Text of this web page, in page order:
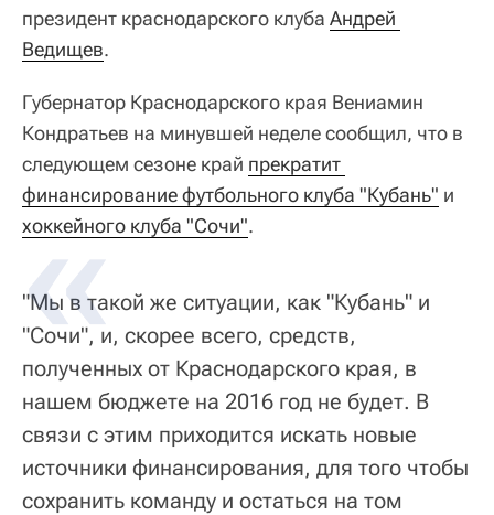
президент краснодарского клуба Андрей
Ведищев.
Губернатор Краснодарского края Вениамин
Кондратьев на минувшей неделе сообщил, что в
следующем сезоне край прекратит
финансирование футбольного клуба "Кубань" и
хоккейного клуба "Сочи".
"Мы в такой же ситуации, как "Кубань" и
"Сочи", и, скорее всего, средств,
полученных от Краснодарского края, в
нашем бюджете на 2016 год не будет. В
связи с этим приходится искать новые
источники финансирования, для того чтобы
сохранить команду и остаться на том